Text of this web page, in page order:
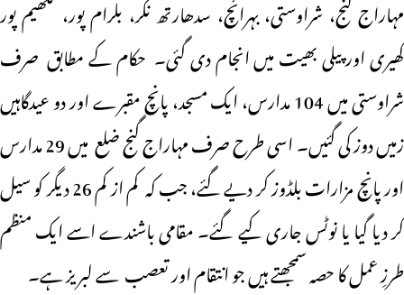
مہاراج گنج، شراوستی، بہرائچ، سدھارتھ نگر، بلرام پور، لکھیم پور
کھیری اور پیلی بھیت میں انجام دی گئی۔ حکام کے مطابق صرف
شراوستی میں 104 مدارس، ایک مسجد، پانچ مقبرے اور دو عیدگاہیں
زمیں دوز کی گئیں۔ اسی طرح صرف مہاراج گنج ضلع میں 29 مدارس
اور پانچ مزارات بلڈوز کر دیے گئے، جب کہ کم از کم 26 دیگر کو سیل
کر دیا گیا یا نوٹس جاری کیے گئے۔ مقامی باشندے اسے ایک منظم
طرزِ عمل کا حصہ سمجھتے ہیں جو انتقام اور تعصب سے لبریز ہے۔